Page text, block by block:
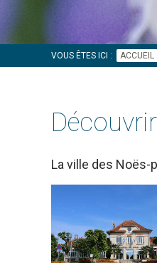
VOUS ÊTES ICI : ACCUEIL
La ville des Noës-